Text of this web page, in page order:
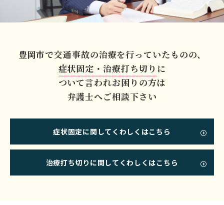
豊岡市で交通事故の治療を行っていたものの、
症状固定・治療打ち切り に
ついて言われお困りの方は
弁護士へご相談下さい
症状固定に関してくわしくはこちら
治療打ち切りに関してくわしくはこちら